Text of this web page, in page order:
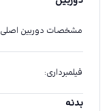
مشخصات دوربین اصلی
فیلمبرداری:
بدنه